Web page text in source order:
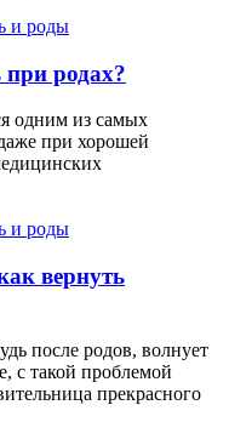
и роды
родах?
одним из самых
при хорошей
и роды
вернуть
после родов, волнует
с такой проблемой
прекрасного